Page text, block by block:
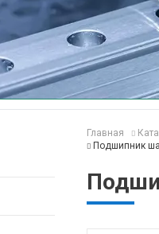
Главная
Подшипник